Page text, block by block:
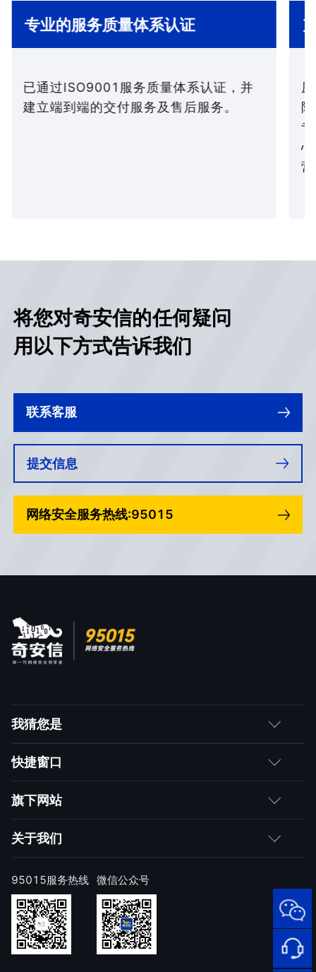
专业的服务质量体系认证
已通过ISO9001服务质量体系认证，并
建立端到端的交付服务及售后服务。
95015
网络安
全服务
热线
将您对奇安信的任何疑问
用以下方式告诉我们
联系客服
提交信息
网络安全服务热线:95015
我猜您是
客户
合作伙伴
求职者
快捷窗口
如何购买
产品注册与激活
样本上报
奇安信天守安全软件
顽固病毒专杀工具
旗下网站
网神
技术研究院
威胁情报中心
补天漏洞响应平台
关于我们
公司简介
公司新闻
发展历程
95015服务热线 微信公众号